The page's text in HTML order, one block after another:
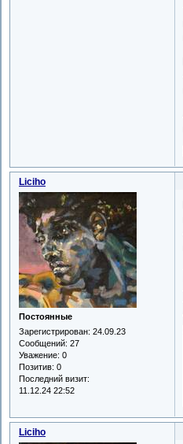
Liciho
Постоянные
Зарегистрирован: 24.09.23
Сообщений: 27
Уважение: 0
Позитив: 0
Последний визит:
11.12.24 22:52
Liciho